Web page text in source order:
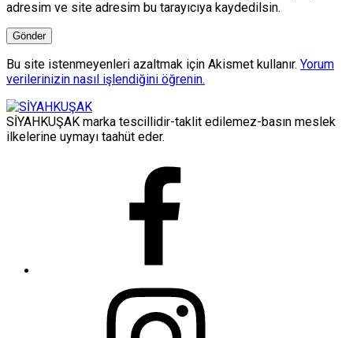
adresim ve site adresim bu tarayıcıya kaydedilsin.
Bu site istenmeyenleri azaltmak için Akismet kullanır. Yorum
verilerinizin nasıl işlendiğini öğrenin.
SİYAHKUŞAK marka tescillidir-taklit edilemez-basın meslek
ilkelerine uymayı taahüt eder.